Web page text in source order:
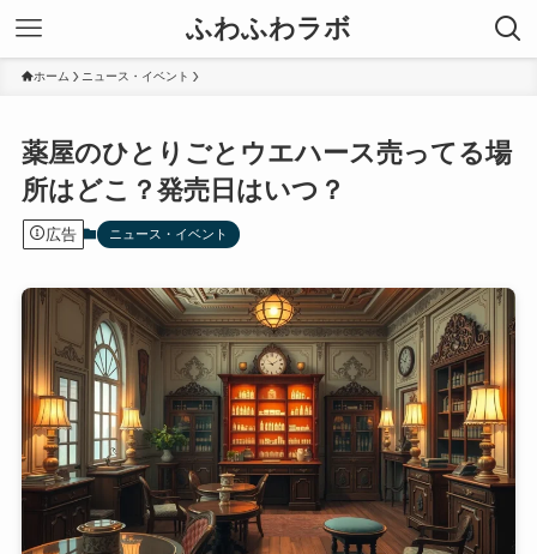
ふわふわラボ
ホーム ニュース・イベント
薬屋のひとりごとウエハース売ってる場
所はどこ？発売日はいつ？
広告 ニュース・イベント